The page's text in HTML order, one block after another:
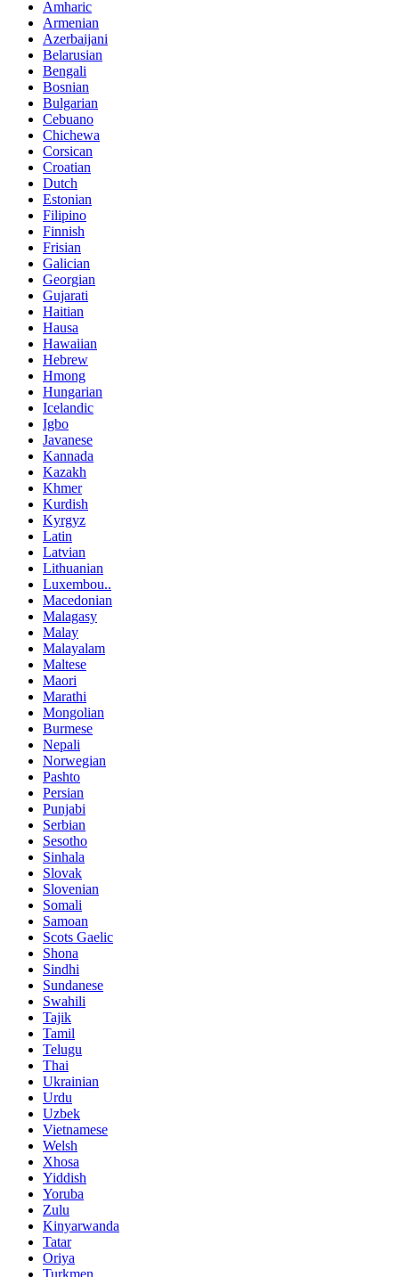
Amharic
Armenian
Azerbaijani
Belarusian
Bengali
Bosnian
Bulgarian
Cebuano
Chichewa
Corsican
Croatian
Dutch
Estonian
Filipino
Finnish
Frisian
Galician
Georgian
Gujarati
Haitian
Hausa
Hawaiian
Hebrew
Hmong
Hungarian
Icelandic
Igbo
Javanese
Kannada
Kazakh
Khmer
Kurdish
Kyrgyz
Latin
Latvian
Lithuanian
Luxembou..
Macedonian
Malagasy
Malay
Malayalam
Maltese
Maori
Marathi
Mongolian
Burmese
Nepali
Norwegian
Pashto
Persian
Punjabi
Serbian
Sesotho
Sinhala
Slovak
Slovenian
Somali
Samoan
Scots Gaelic
Shona
Sindhi
Sundanese
Swahili
Tajik
Tamil
Telugu
Thai
Ukrainian
Urdu
Uzbek
Vietnamese
Welsh
Xhosa
Yiddish
Yoruba
Zulu
Kinyarwanda
Tatar
Oriya